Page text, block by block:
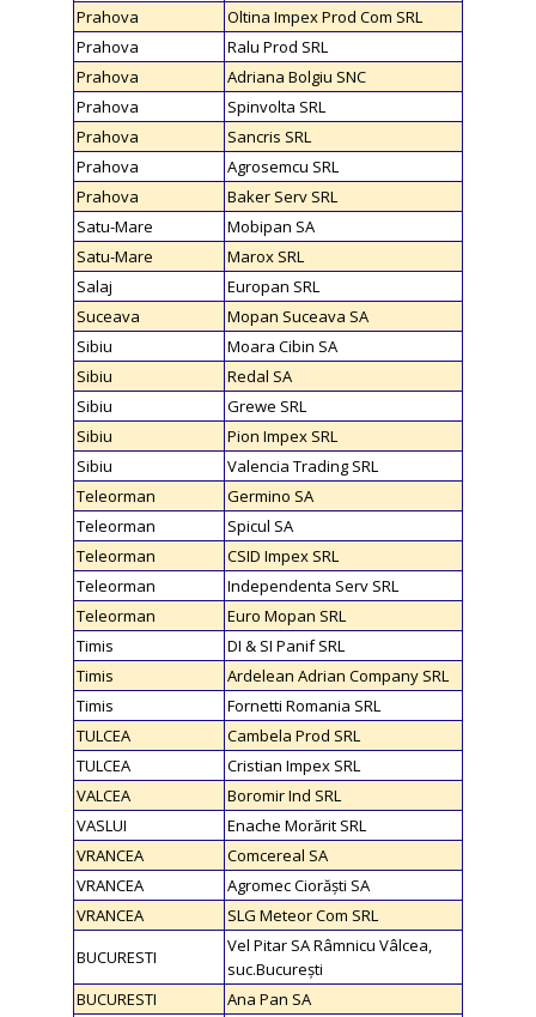
Prahova
Oltina Impex Prod Com SRL
Prahova
Ralu Prod SRL
Prahova
Adriana Bolgiu SNC
Prahova
Spinvolta SRL
Prahova
Sancris SRL
Prahova
Agrosemcu SRL
Prahova
Baker Serv SRL
Satu-Mare
Mobipan SA
Satu-Mare
Marox SRL
Salaj
Europan SRL
Suceava
Mopan Suceava SA
Sibiu
Moara Cibin SA
Sibiu
Redal SA
Sibiu
Grewe SRL
Sibiu
Pion Impex SRL
Sibiu
Valencia Trading SRL
Teleorman
Germino SA
Teleorman
Spicul SA
Teleorman
CSID Impex SRL
Teleorman
Independenta Serv SRL
Teleorman
Euro Mopan SRL
Timis
DI & SI Panif SRL
Timis
Ardelean Adrian Company SRL
Timis
Fornetti Romania SRL
TULCEA
Cambela Prod SRL
TULCEA
Cristian Impex SRL
VALCEA
Boromir Ind SRL
VASLUI
Enache Morărit SRL
VRANCEA
Comcereal SA
VRANCEA
Agromec Ciorăști SA
VRANCEA
SLG Meteor Com SRL
BUCURESTI
Vel Pitar SA Râmnicu Vâlcea,
suc.București
BUCURESTI
Ana Pan SA